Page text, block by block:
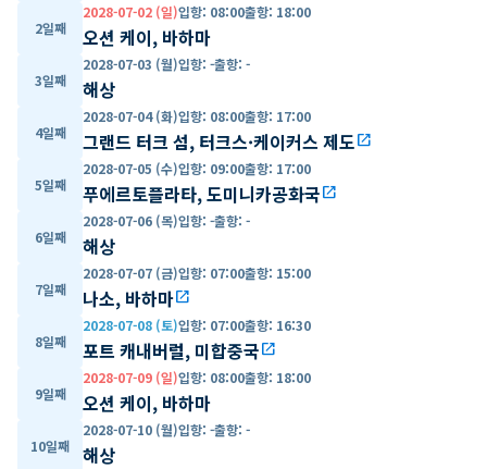
2일째
2028-07-02 (일)입항: 08:00출항: 18:00
오션 케이, 바하마
3일째
2028-07-03 (월)입항: -출항: -
해상
4일째
2028-07-04 (화)입항: 08:00출항: 17:00
그랜드 터크 섬, 터크스·케이커스 제도open_in_new
5일째
2028-07-05 (수)입항: 09:00출항: 17:00
푸에르토플라타, 도미니카공화국open_in_new
6일째
2028-07-06 (목)입항: -출항: -
해상
7일째
2028-07-07 (금)입항: 07:00출항: 15:00
나소, 바하마open_in_new
8일째
2028-07-08 (토)입항: 07:00출항: 16:30
포트 캐내버럴, 미합중국open_in_new
9일째
2028-07-09 (일)입항: 08:00출항: 18:00
오션 케이, 바하마
10일째
2028-07-10 (월)입항: -출항: -
해상